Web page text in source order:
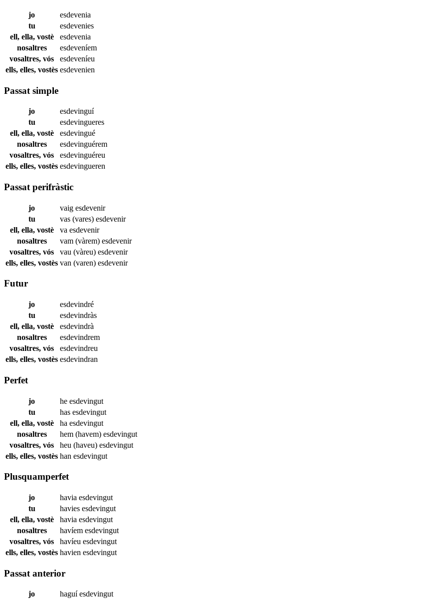
jo
esdevenia
tu
esdevenies
ell, ella, vostè
esdevenia
nosaltres
esdeveníem
vosaltres, vós
esdeveníeu
ells, elles, vostès esdevenien
Passat simple
jo
esdevinguí
tu
esdevingueres
ell, ella, vostè
esdevingué
nosaltres
esdevinguérem
vosaltres, vós
esdevinguéreu
ells, elles, vostès esdevingueren
Passat perifràstic
jo vaig esdevenir
tu
vas (vares) esdevenir
ell, ella, vostè
va esdevenir
nosaltres
vam (vàrem) esdevenir
vosaltres, vós
vau (vàreu) esdevenir
ells, elles, vostès van (varen) esdevenir
Futur
jo
esdevindré
tu
esdevindràs
ell, ella, vostè
esdevindrà
nosaltres
esdevindrem
vosaltres, vós
esdevindreu
ells, elles, vostès esdevindran
Perfet
jo he esdevingut
tu
has esdevingut
ell, ella, vostè
ha esdevingut
nosaltres
hem (havem) esdevingut
vosaltres, vós
heu (haveu) esdevingut
ells, elles, vostès han esdevingut
Plusquamperfet
jo havia esdevingut
tu
havies esdevingut
ell, ella, vostè
havia esdevingut
nosaltres
havíem esdevingut
vosaltres, vós
havíeu esdevingut
ells, elles, vostès havien esdevingut
Passat anterior
jo haguíesdevingut